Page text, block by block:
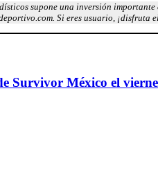
supone una inversión
Si eres usuario, ¡disfruta
Survivor México el